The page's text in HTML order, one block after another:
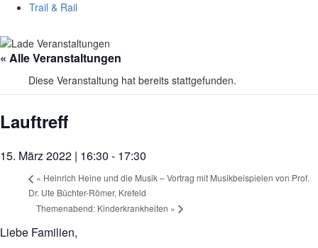
Trail & Rail
« Alle Veranstaltungen
Diese Veranstaltung hat bereits stattgefunden.
Lauftreff
15. März 2022 | 16:30 - 17:30
« Heinrich Heine und die Musik – Vortrag mit Musikbeispielen von Prof.
Dr. Ute Büchter-Römer, Krefeld
Themenabend: Kinderkrankheiten »
Liebe Familien,